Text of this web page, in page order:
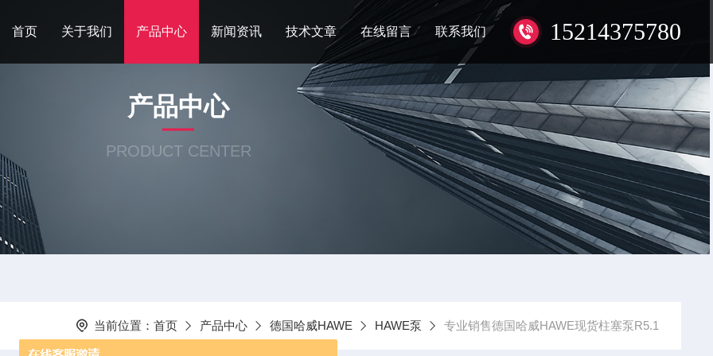
15214375780
首页 关于我们 产品中心 新闻资讯 技术文章 在线留言 联系我们
产品中心
PRODUCT CENTER
当前位置： 首页 产品中心 德国哈威HAWE HAWE泵 专业销售德国哈威HAWE现货柱塞泵R5.1